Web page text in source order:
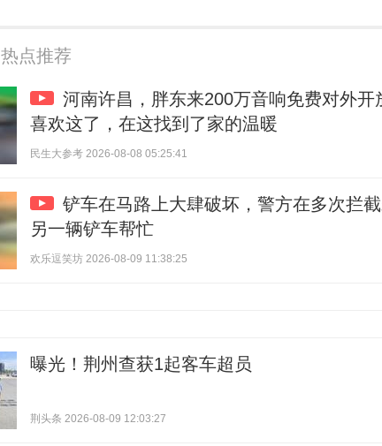
热点推荐
河南许昌，胖东来200万音响免费对外开
喜欢这了，在这找到了家的温暖
民生大参考 2026-08-08 05:25:41
铲车在马路上大肆破坏，警方在多次拦
另一辆铲车帮忙
欢乐逗笑坊 2026-08-09 11:38:25
曝光！荆州查获1起客车超员
荆头条 2026-08-09 12:03:27